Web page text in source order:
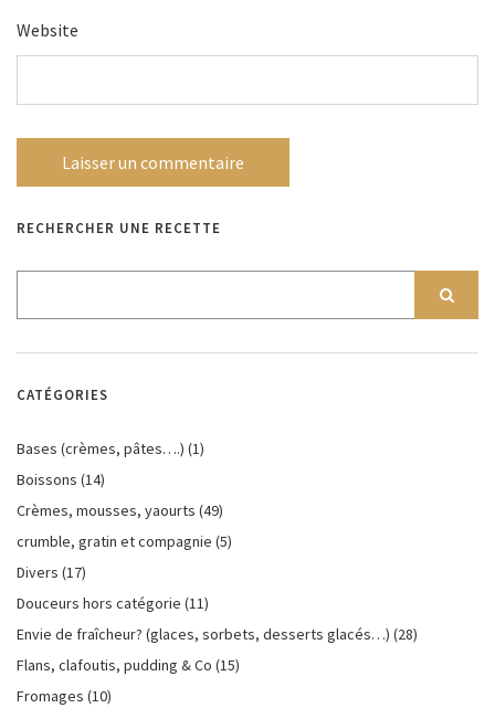
Website
RECHERCHER UNE RECETTE
CATÉGORIES
Bases (crèmes, pâtes….) (1)
Boissons (14)
Crèmes, mousses, yaourts (49)
crumble, gratin et compagnie (5)
Divers (17)
Douceurs hors catégorie (11)
Envie de fraîcheur? (glaces, sorbets, desserts glacés…) (28)
Flans, clafoutis, pudding & Co (15)
Fromages (10)